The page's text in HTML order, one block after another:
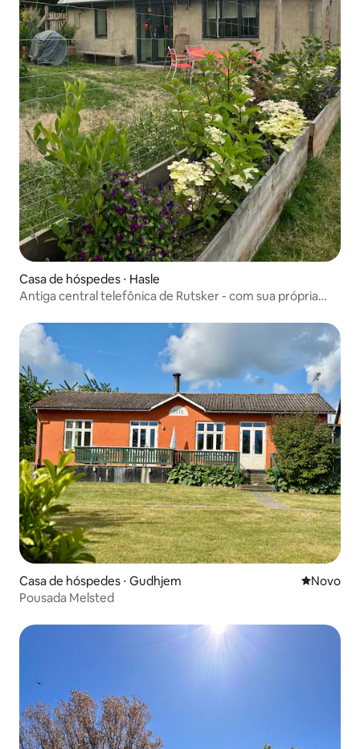
Casa de hóspedes ⋅ Hasle
Antiga central telefônica de Rutsker - com sua própria
Casa de hóspedes ⋅ Gudhjem Novo
Novo
Pousada Melsted